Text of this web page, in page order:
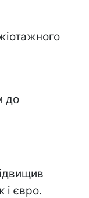
до
і євро.